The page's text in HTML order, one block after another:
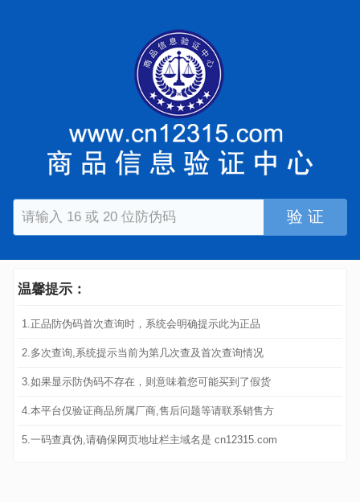
验 证
温馨提示：
1.正品防伪码首次查询时，系统会明确提示此为正品
2.多次查询,系统提示当前为第几次查及首次查询情况
3.如果显示防伪码不存在，则意味着您可能买到了假货
4.本平台仅验证商品所属厂商,售后问题等请联系销售方
5.一码查真伪,请确保网页地址栏主域名是 cn12315.com